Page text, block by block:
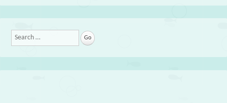
Search